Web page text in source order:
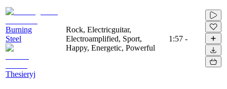
Burning
Steel
Thesieryj
Rock, Electricguitar,
Electroamplified, Sport,
Happy, Energetic, Powerful
1:57 -